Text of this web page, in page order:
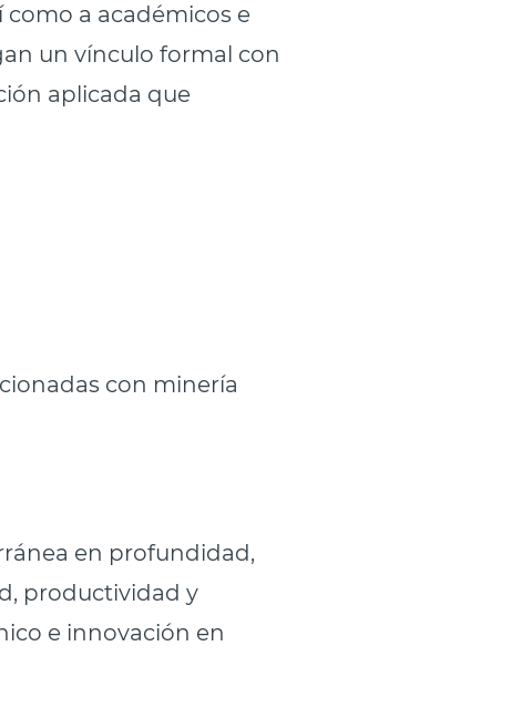
a académicos e
un vínculo formal con
aplicada que
con minería
en profundidad,
productividad y
e innovación en